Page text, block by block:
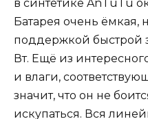
в синтетике AnTuTu
Батарея очень ёмкая,
поддержкой быстрой
Вт. Ещё из
и влаги,
значит, что он не
искупаться. Вся